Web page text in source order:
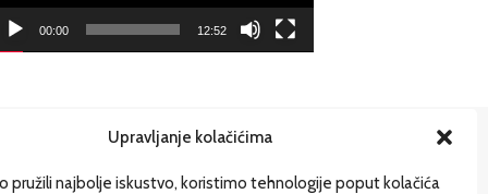
Upravljanje kolačićima
pružili najbolje iskustvo, koristimo tehnologije poput kolačića
00:00 12:52